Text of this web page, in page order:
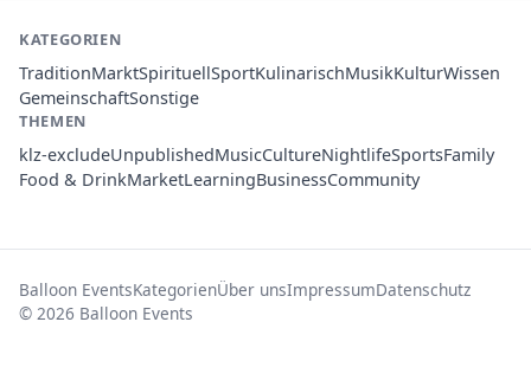
KATEGORIEN
TraditionMarktSpirituellSportKulinarischMusikKulturWissen
GemeinschaftSonstige
THEMEN
klz-excludeUnpublishedMusicCultureNightlifeSportsFamily
Food & DrinkMarketLearningBusinessCommunity
Balloon EventsKategorienÜber unsImpressumDatenschutz
© 2026 Balloon Events